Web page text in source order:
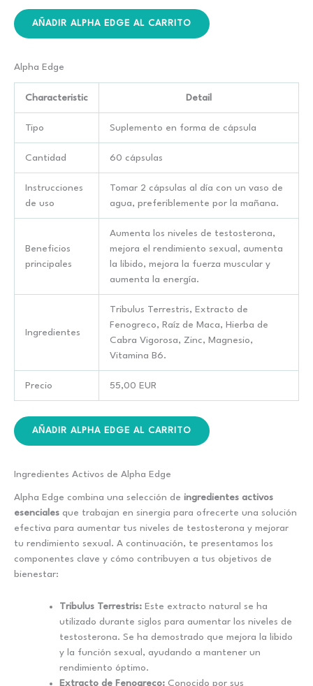
AÑADIR ALPHA EDGE AL CARRITO
Alpha Edge
Characteristic Detail
Tipo Suplemento en forma de cápsula
Cantidad 60 cápsulas
Instrucciones
de uso
Tomar 2 cápsulas al día con un vaso de
agua, preferiblemente por la mañana.
Beneficios
principales
Aumenta los niveles de testosterona,
mejora el rendimiento sexual, aumenta
la libido, mejora la fuerza muscular y
aumenta la energía.
Ingredientes
Tribulus Terrestris, Extracto de
Fenogreco, Raíz de Maca, Hierba de
Cabra Vigorosa, Zinc, Magnesio,
Vitamina B6.
Precio 55,00 EUR
AÑADIR ALPHA EDGE AL CARRITO
Ingredientes Activos de Alpha Edge
Alpha Edge combina una selección de ingredientes activos
esenciales que trabajan en sinergia para ofrecerte una solución
efectiva para aumentar tus niveles de testosterona y mejorar
tu rendimiento sexual. A continuación, te presentamos los
componentes clave y cómo contribuyen a tus objetivos de
bienestar:
Tribulus Terrestris: Este extracto natural se ha
utilizado durante siglos para aumentar los niveles de
testosterona. Se ha demostrado que mejora la libido
y la función sexual, ayudando a mantener un
rendimiento óptimo.
Extracto de Fenogreco: Conocido por sus